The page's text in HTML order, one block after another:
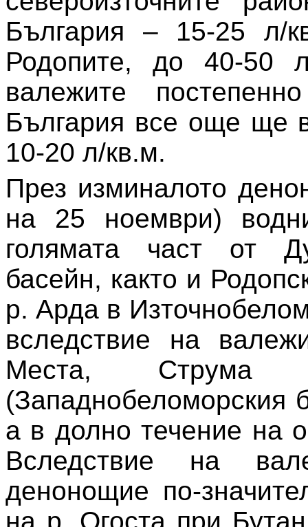
България – 15-25 л/
Родопите, до 40-50
валежите
България все още ще
10-20 л/кв.м.
През изминалото
на 25 ноември)
голямата част от
басейн, както и
р. Арда в
вследствие на
Места, Струма
(Западнобеломорския
а в долно течение на
Вследствие на
денонощие по-
на р. Огоста при